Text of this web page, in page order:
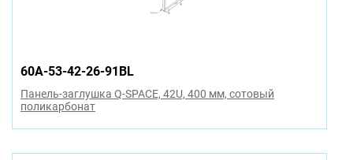
60A-53-42-26-91BL
Панель-заглушка Q-SPACE, 42U, 400 мм, сотовый
поликарбонат